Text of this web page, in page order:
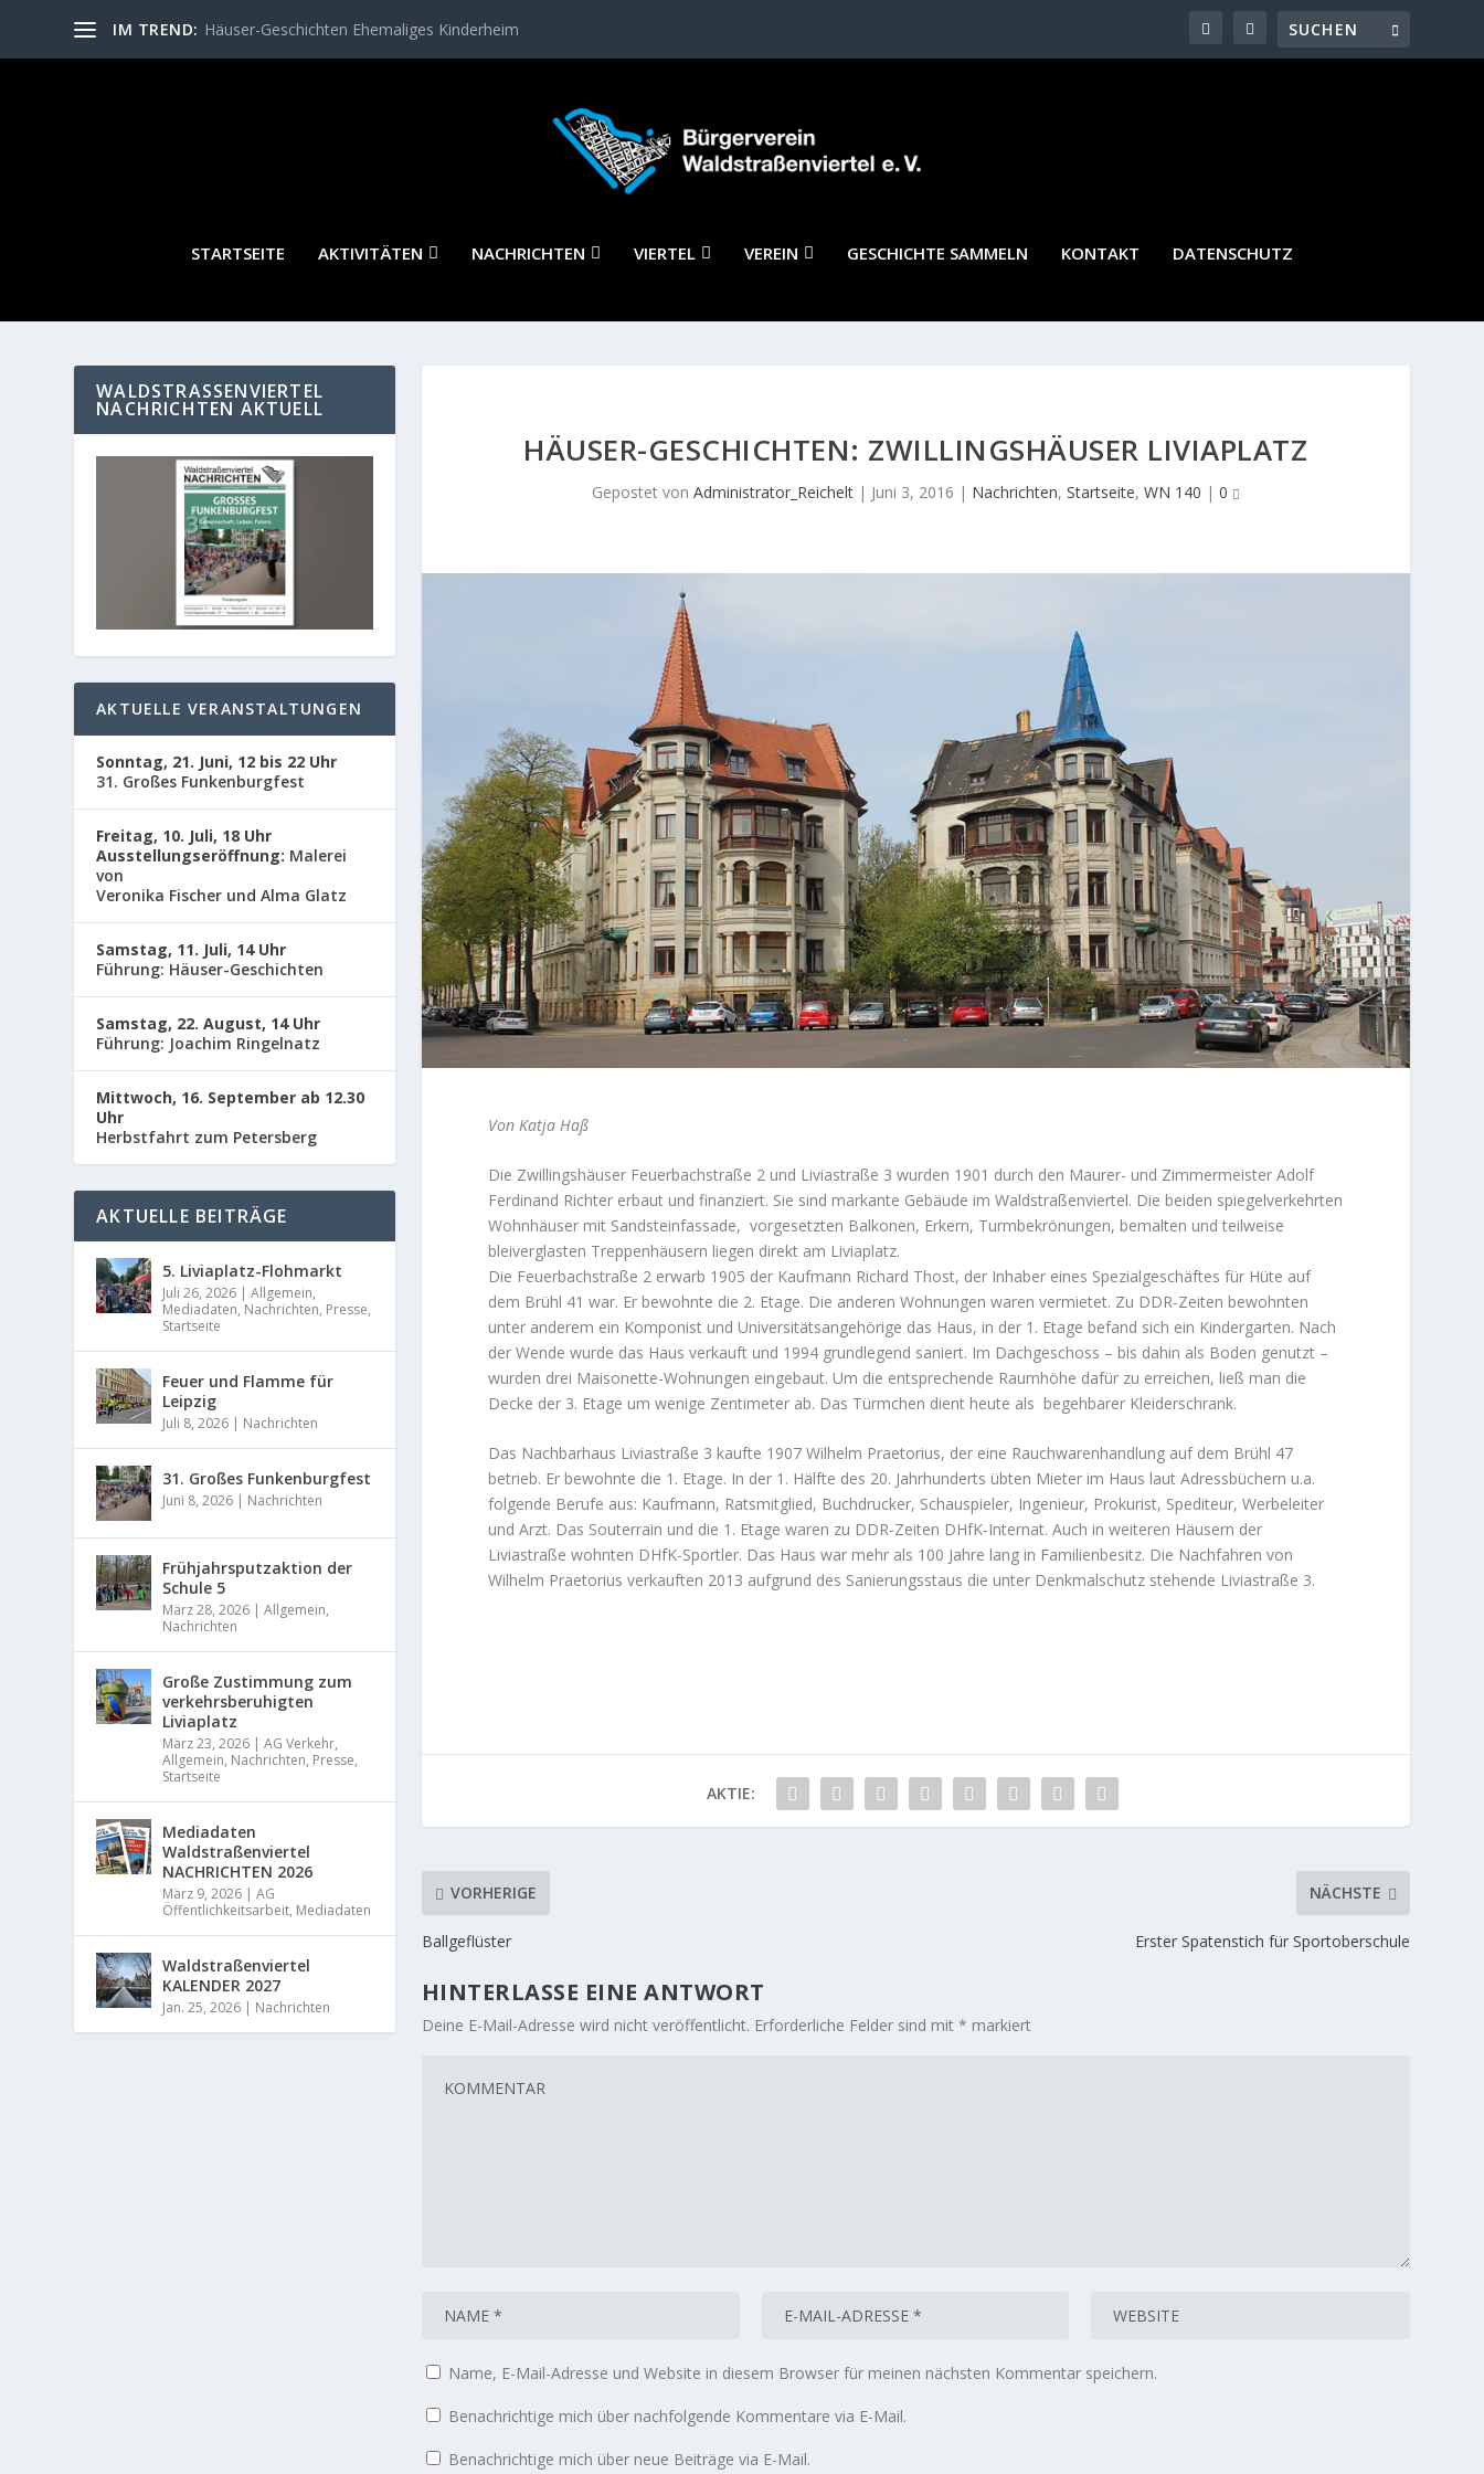
IM TREND: Häuser-Geschichten Ehemaliges Kinderheim
STARTSEITE AKTIVITÄTEN NACHRICHTEN VIERTEL VEREIN GESCHICHTE SAMMELN KONTAKT DATENSCHUTZ
HÄUSER-GESCHICHTEN: ZWILLINGSHÄUSER LIVIAPLATZ
Gepostet von Administrator_Reichelt| Juni 3, 2016 | Nachrichten, Startseite, WN 140 | 0
Von Katja Haß
Die Zwillingshäuser Feuerbachstraße 2 und Liviastraße 3 wurden 1901 durch den Maurer- und Zimmermeister Adolf
Ferdinand Richter erbaut und finanziert. Sie sind markante Gebäude im Waldstraßenviertel. Die beiden spiegelverkehrten
Wohnhäuser mit Sandsteinfassade, vorgesetzten Balkonen, Erkern, Turmbekrönungen, bemalten und teilweise
bleiverglasten Treppenhäusern liegen direkt am Liviaplatz.
Die Feuerbachstraße 2 erwarb 1905 der Kaufmann Richard Thost, der Inhaber eines Spezialgeschäftes für Hüte auf
dem Brühl 41 war. Er bewohnte die 2. Etage. Die anderen Wohnungen waren vermietet. Zu DDR-Zeiten bewohnten
unter anderem ein Komponist und Universitätsangehörige das Haus, in der 1. Etage befand sich ein Kindergarten. Nach
der Wende wurde das Haus verkauft und 1994 grundlegend saniert. Im Dachgeschoss – bis dahin als Boden genutzt –
wurden drei Maisonette-Wohnungen eingebaut. Um die entsprechende Raumhöhe dafür zu erreichen, ließ man die
Decke der 3. Etage um wenige Zentimeter ab. Das Türmchen dient heute als begehbarer Kleiderschrank.
Das Nachbarhaus Liviastraße 3 kaufte 1907 Wilhelm Praetorius, der eine Rauchwarenhandlung auf dem Brühl 47
betrieb. Er bewohnte die 1. Etage. In der 1. Hälfte des 20. Jahrhunderts übten Mieter im Haus laut Adressbüchern u.a.
folgende Berufe aus: Kaufmann, Ratsmitglied, Buchdrucker, Schauspieler, Ingenieur, Prokurist, Spediteur, Werbeleiter
und Arzt. Das Souterrain und die 1. Etage waren zu DDR-Zeiten DHfK-Internat. Auch in weiteren Häusern der
Liviastraße wohnten DHfK-Sportler. Das Haus war mehr als 100 Jahre lang in Familienbesitz. Die Nachfahren von
Wilhelm Praetorius verkauften 2013 aufgrund des Sanierungsstaus die unter Denkmalschutz stehende Liviastraße 3.
AKTIE:
VORHERIGE
Ballgeflüster
NÄCHSTE
Erster Spatenstich für Sportoberschule
HINTERLASSE EINE ANTWORT
Deine E-Mail-Adresse wird nicht veröffentlicht. Erforderliche Felder sind mit * markiert
Name, E-Mail-Adresse und Website in diesem Browser für meinen nächsten Kommentar speichern.
Benachrichtige mich über nachfolgende Kommentare via E-Mail.
Benachrichtige mich über neue Beiträge via E-Mail.
WALDSTRASSENVIERTEL N
ACHRICHTEN AKTUELL
AKTUELLE VERANSTALTUNGEN
Sonntag, 21. Juni, 12 bis 22 Uhr
31. Großes Funkenburgfest
Freitag, 10. Juli, 18 Uhr
Ausstellungseröffnung: Malerei
von
Veronika Fischer und Alma Glatz
Samstag, 11. Juli, 14 Uhr
Führung: Häuser-Geschichten
Samstag, 22. August, 14 Uhr
Führung: Joachim Ringelnatz
Mittwoch, 16. September ab 12.30
Uhr
Herbstfahrt zum Petersberg
AKTUELLE BEITRÄGE
5. Liviaplatz-Flohmarkt
Juli 26, 2026 |Allgemein,
Mediadaten, Nachrichten, Presse,
Startseite
Feuer und Flamme für
Leipzig
Juli 8, 2026 | Nachrichten
31. Großes Funkenburgfest
Juni 8, 2026 | Nachrichten
Frühjahrsputzaktion der
Schule 5
März 28, 2026 |Allgemein,
Nachrichten
Große Zustimmung zum
verkehrsberuhigten
Liviaplatz
März 23, 2026 |AG Verkehr,
Allgemein, Nachrichten, Presse,
Startseite
Mediadaten
Waldstraßenviertel
NACHRICHTEN 2026
März 9, 2026 |AG
Öffentlichkeitsarbeit, Mediadaten
Waldstraßenviertel
KALENDER 2027
Jan. 25, 2026 | Nachrichten